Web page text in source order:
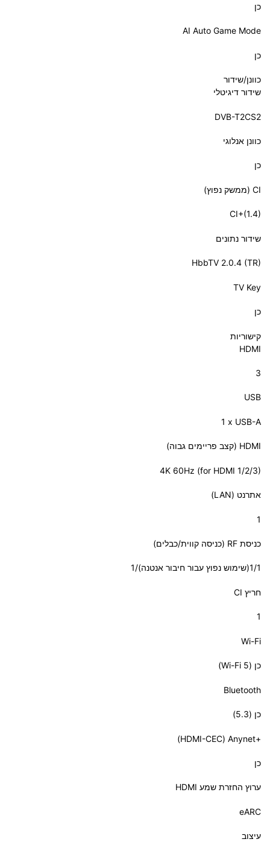
כן
AI Auto Game Mode
כן
כוונן/שידור
שידור דיגיטלי
‎DVB-T2CS2‎
כוונן אנלוגי
כן
CI (ממשק נפוץ)
‎CI+(1.4)‎
שידור נתונים
‎HbbTV 2.0.4 (TR)‎
TV Key
כן
קישוריות
HDMI
3
USB
‎1 x USB-A‎
HDMI (קצב פריימים גבוה)
‎4K 60Hz (for HDMI 1/2/3)‎
אתרנט (LAN)
1
כניסת RF (כניסה קווית/כבלים)
‎1/1(שימוש נפוץ עבור חיבור אנטנה)/1‎
חריץ CI
1
Wi-Fi
כן (Wi-Fi 5)
Bluetooth
כן (5.3)
Anynet+‎ ‏(HDMI-CEC)
כן
ערוץ החזרת שמע HDMI
eARC
עיצוב